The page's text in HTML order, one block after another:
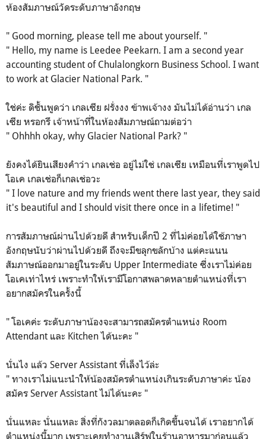
ห้องสัมภาษณ์วัดระดับภาษาอังกฤษ
" Good morning, please tell me about yourself. "
" Hello, my name is Leedee Peekarn. I am a second year
accounting student of Chulalongkorn Business School. I want
to work at Glacier National Park. "
ใช่ค่ะ ดิชั้นพูดว่า เกลเซีย ฝรั่งงง ข้าพเจ้างง มันไม่ได้อ่านว่า เกล
เซีย หรอกรึ เจ้าหน้าที่ในห้องสัมภาษณ์ถามต่อว่า
" Ohhhh okay, why Glacier National Park? "
ยังคงได้ยินเสียงคำว่า เกลเช่อ อยู่ไม่ใช่ เกลเซีย เหมือนที่เราพูดไป
โอเค เกลเช่อก็เกลเช่อวะ
" I love nature and my friends went there last year, they said
it's beautiful and I should visit there once in a lifetime! "
การสัมภาษณ์ผ่านไปด้วยดี สำหรับเด็กปี 2 ที่ไม่ค่อยได้ใช้ภาษา
อังกฤษนับว่าผ่านไปด้วยดี ถึงจะมีขลุกขลักบ้าง แต่คะแนน
สัมภาษณ์ออกมาอยู่ในระดับ Upper Intermediate ซี่งเราไม่ค่อย
โอเคเท่าไหร่ เพราะทำให้เรามีโอกาสพลาดหลายตำแหน่งที่เรา
อยากสมัครในครั้งนี้
" โอเคค่ะ ระดับภาษาน้องจะสามารถสมัครตำแหน่ง Room
Attendant และ Kitchen ได้นะคะ "
นั่นไง แล้ว Server Assistant ที่เล็งไว้ล่ะ
" ทางเราไม่แนะนำให้น้องสมัครตำแหน่งเกินระดับภาษาค่ะ น้อง
สมัคร Server Assistant ไม่ได้นะคะ "
นั่นแหละ นั่นแหละ สิ่งที่กังวลมาตลอดก็เกิดขึ้นจนได้ เราอยากได้
ตำแหน่งนี้มาก เพราะเคยทำงานเสิร์ฟในร้านอาหารมาก่อนแล้ว